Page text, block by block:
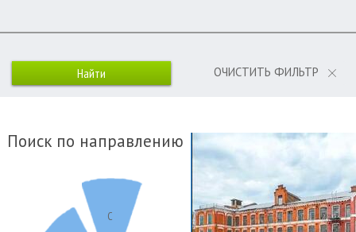
ОЧИСТИТЬ ФИЛЬТР
Поиск по направлению
С